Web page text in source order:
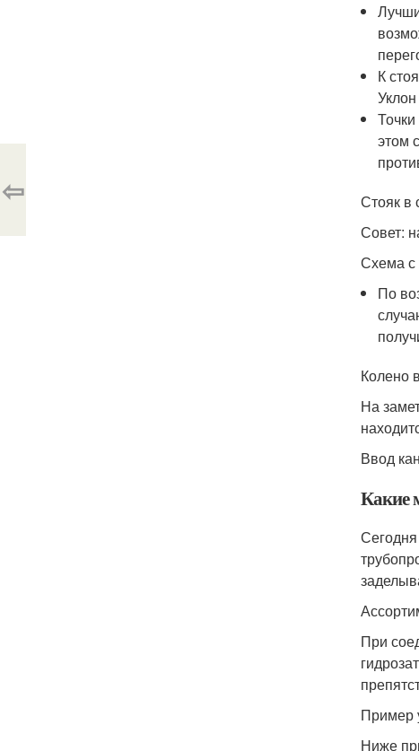
К
этом
Стояк в
Совет:
Схема с
По
Колено
На
Ввод
Какие
При
Пример
Ниже
⇦